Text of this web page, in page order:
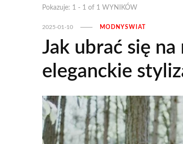
Pokazuje: 1 - 1 of 1 WYNIKÓW
2025-01-10 MODNYSWIAT
Jak ubrać się
eleganckie